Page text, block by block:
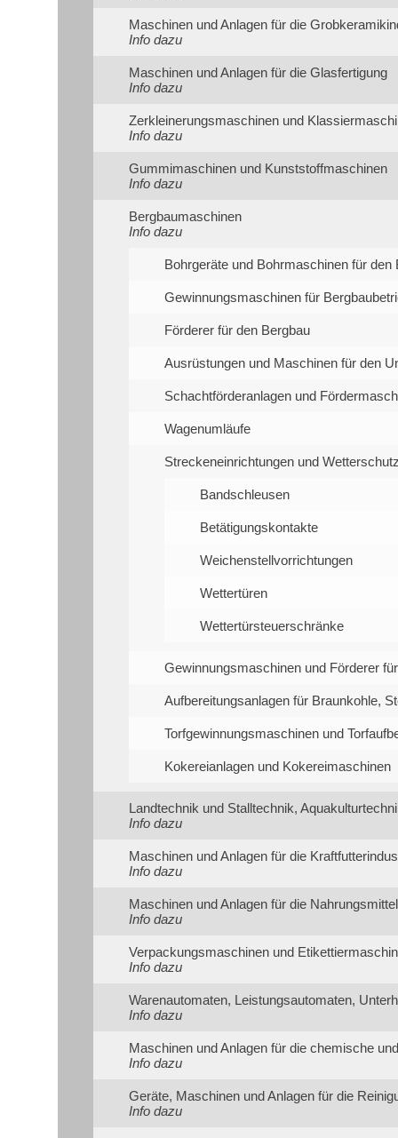
Maschinen und Anlagen für die
Info dazu
Maschinen und Anlagen für die Glasfertigung
Info dazu
Zerkleinerungsmaschinen und
Info dazu
Gummimaschinen und Kunststoffmaschinen
Info dazu
Bergbaumaschinen
Info dazu
Bohrgeräte und Bohrmaschinen für den
Gewinnungsmaschinen für
Förderer für den Bergbau
Ausrüstungen und Maschinen für den
Schachtförderanlagen und
Wagenumläufe
Streckeneinrichtungen und
Bandschleusen
Betätigungskontakte
Weichenstellvorrichtungen
Wettertüren
Wettertürsteuerschränke
Gewinnungsmaschinen und Förderer
Aufbereitungsanlagen für Braunkohle,
Torfgewinnungsmaschinen und
Kokereianlagen und Kokereimaschinen
Landtechnik und Stalltechnik,
Info dazu
Maschinen und Anlagen für die
Info dazu
Maschinen und Anlagen für die
Info dazu
Verpackungsmaschinen und
Info dazu
Warenautomaten, Leistungsautomaten,
Info dazu
Maschinen und Anlagen für die chemische
Info dazu
Geräte, Maschinen und Anlagen für die
Info dazu